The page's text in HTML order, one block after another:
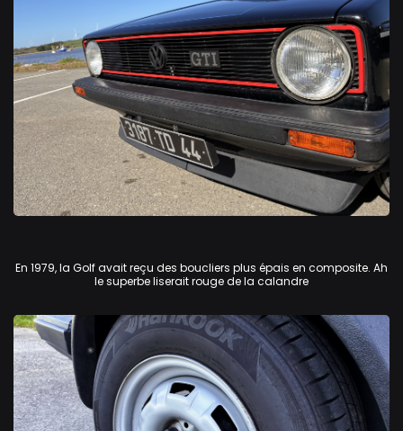
En 1979, la Golf avait reçu des boucliers plus épais en composite. Ah
le superbe liserait rouge de la calandre